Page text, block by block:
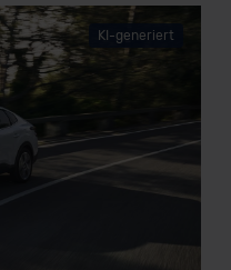
KI-generiert